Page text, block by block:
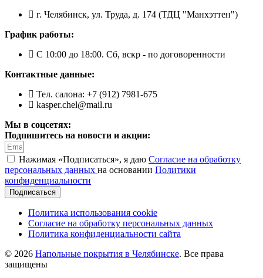
г. Челябинск, ул. Труда, д. 174 (ТДЦ "Манхэттен")
График работы:
С 10:00 до 18:00. Сб, вскр - по договоренности
Контактные данные:
Тел. салона: +7 (912) 7981-675
kasper.chel@mail.ru
Мы в соцсетях:
Подпишитесь на новости и акции:
Нажимая «Подписаться», я даю Согласие на обработку
персональных данных на основании Политики
конфиденциальности
Подписаться
Политика использования cookie
Согласие на обработку персональных данных
Политика конфиденциальности сайта
© 2026 Напольные покрытия в Челябинске. Все права
защищены